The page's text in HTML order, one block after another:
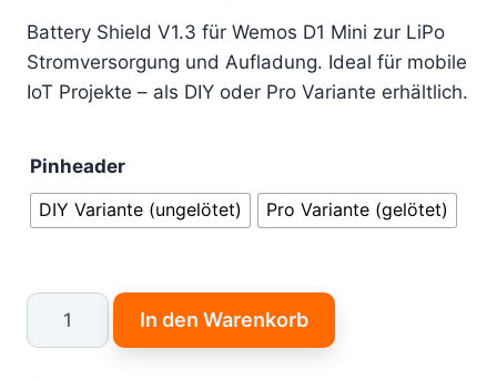
Battery Shield V1.3 für Wemos D1 Mini zur LiPo
Stromversorgung und Aufladung. Ideal für mobile
IoT Projekte – als DIY oder Pro Variante erhältlich.
Pinheader
DIY Variante (ungelötet)
Pro Variante (gelötet)
Wemos
Lolin
In den Warenkorb